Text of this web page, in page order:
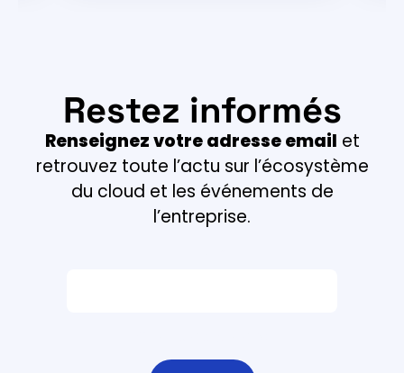
Restez informés
Renseignez votre adresse email et
retrouvez toute l’actu sur l’écosystème
du cloud et les événements de
l’entreprise.